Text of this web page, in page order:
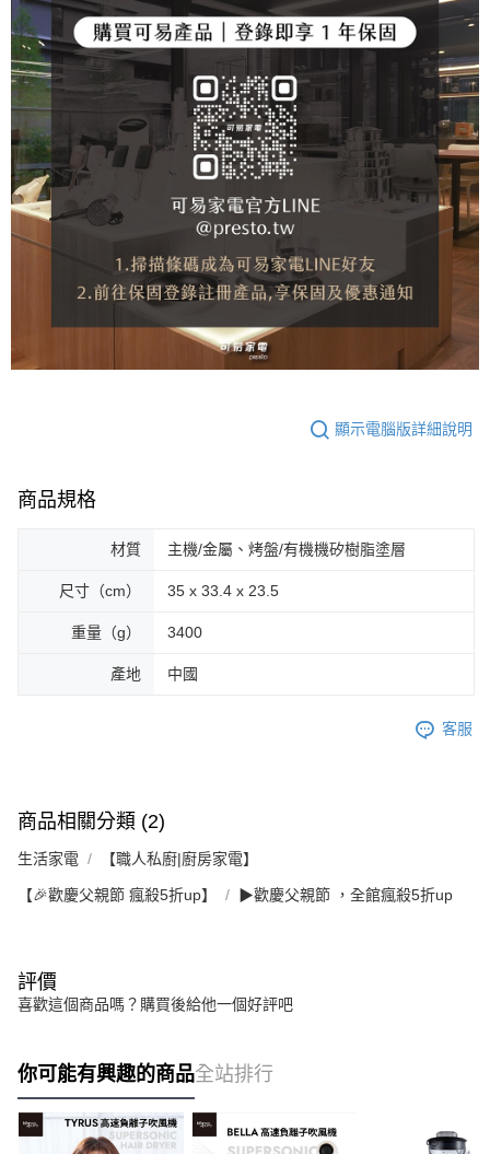
顯示電腦版詳細說明
商品規格
材質 主機/金屬、烤盤/有機機矽樹脂塗層
尺寸（cm） 35 x 33.4 x 23.5
重量（g） 3400
產地 中國
客服
商品相關分類 (2)
生活家電 【職人私廚|廚房家電】
【🎉歡慶父親節 瘋殺5折up】 ▶歡慶父親節 ，全館瘋殺5折up
評價
喜歡這個商品嗎？購買後給他一個好評吧
你可能有興趣的商品全站排行